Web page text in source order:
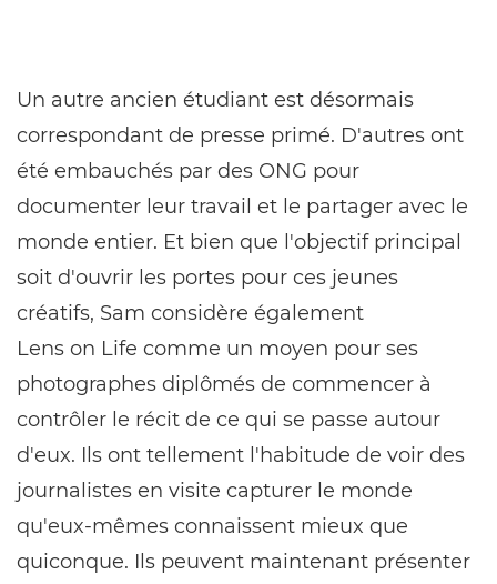
Un autre ancien étudiant est désormais
correspondant de presse primé. D'autres ont
été embauchés par des ONG pour
documenter leur travail et le partager avec le
monde entier. Et bien que l'objectif principal
soit d'ouvrir les portes pour ces jeunes
créatifs, Sam considère également
Lens on Life comme un moyen pour ses
photographes diplômés de commencer à
contrôler le récit de ce qui se passe autour
d'eux. Ils ont tellement l'habitude de voir des
journalistes en visite capturer le monde
qu'eux-mêmes connaissent mieux que
quiconque. Ils peuvent maintenant présenter